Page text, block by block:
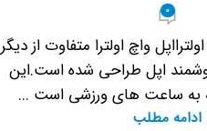
0
واچ اولترا متفاوت از دیگر
اپل طراحی شده است.این
به ساعت های ورزشی است ...
ادامه مطلب